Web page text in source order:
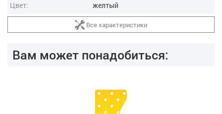
Цвет:
желтый
Все характеристики
Вам может понадобиться: